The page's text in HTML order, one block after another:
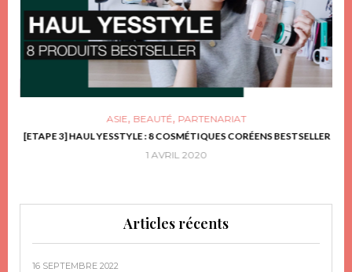
ASIE, BEAUTÉ, PARTENARIAT
[ETAPE 3] HAUL YESSTYLE : 8 COSMÉTIQUES CORÉENS BESTSELLER
1 AVRIL 2020
Articles récents
16 SEPTEMBRE 2022